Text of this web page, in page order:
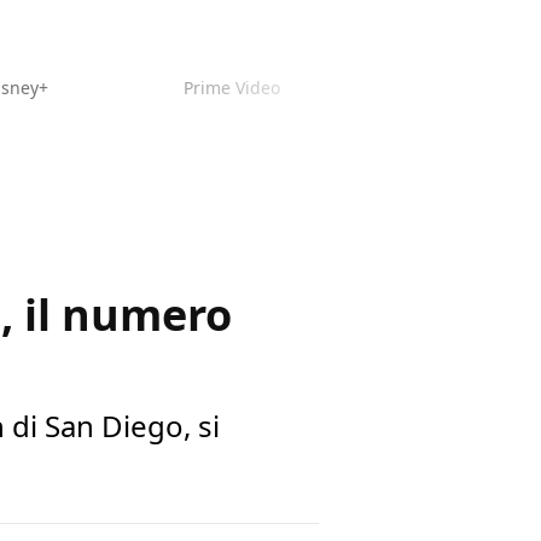
Prime Video
il numero
San Diego, si